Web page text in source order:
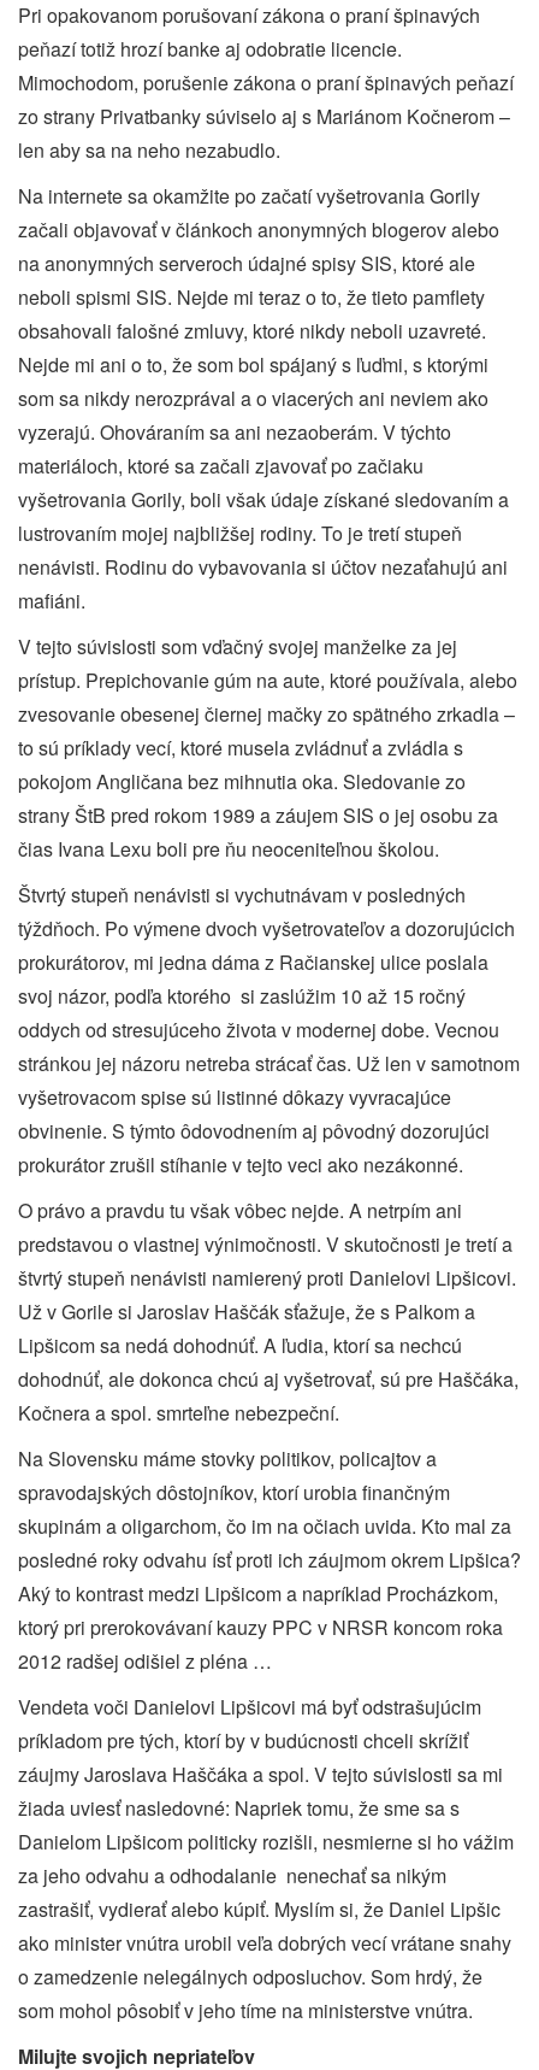
Pri opakovanom porušovaní zákona o praní špinavých
peňazí totiž hrozí banke aj odobratie licencie.
Mimochodom, porušenie zákona o praní špinavých peňazí
zo strany Privatbanky súviselo aj s Mariánom Kočnerom –
len aby sa na neho nezabudlo.
Na internete sa okamžite po začatí vyšetrovania Gorily
začali objavovať v článkoch anonymných blogerov alebo
na anonymných serveroch údajné spisy SIS, ktoré ale
neboli spismi SIS. Nejde mi teraz o to, že tieto pamflety
obsahovali falošné zmluvy, ktoré nikdy neboli uzavreté.
Nejde mi ani o to, že som bol spájaný s ľuďmi, s ktorými
som sa nikdy nerozprával a o viacerých ani neviem ako
vyzerajú. Ohováraním sa ani nezaoberám. V týchto
materiáloch, ktoré sa začali zjavovať po začiaku
vyšetrovania Gorily, boli však údaje získané sledovaním a
lustrovaním mojej najbližšej rodiny. To je tretí stupeň
nenávisti. Rodinu do vybavovania si účtov nezaťahujú ani
mafiáni.
V tejto súvislosti som vďačný svojej manželke za jej
prístup. Prepichovanie gúm na aute, ktoré používala, alebo
zvesovanie obesenej čiernej mačky zo spätného zrkadla –
to sú príklady vecí, ktoré musela zvládnuť a zvládla s
pokojom Angličana bez mihnutia oka. Sledovanie zo
strany ŠtB pred rokom 1989 a záujem SIS o jej osobu za
čias Ivana Lexu boli pre ňu neoceniteľnou školou.
Štvrtý stupeň nenávisti si vychutnávam v posledných
týždňoch. Po výmene dvoch vyšetrovateľov a dozorujúcich
prokurátorov, mi jedna dáma z Račianskej ulice poslala
svoj názor, podľa ktorého si zaslúžim 10 až 15 ročný
oddych od stresujúceho života v modernej dobe. Vecnou
stránkou jej názoru netreba strácať čas. Už len v samotnom
vyšetrovacom spise sú listinné dôkazy vyvracajúce
obvinenie. S týmto ôdovodnením aj pôvodný dozorujúci
prokurátor zrušil stíhanie v tejto veci ako nezákonné.
O právo a pravdu tu však vôbec nejde. A netrpím ani
predstavou o vlastnej výnimočnosti. V skutočnosti je tretí a
štvrtý stupeň nenávisti namierený proti Danielovi Lipšicovi.
Už v Gorile si Jaroslav Haščák sťažuje, že s Palkom a
Lipšicom sa nedá dohodnúť. A ľudia, ktorí sa nechcú
dohodnúť, ale dokonca chcú aj vyšetrovať, sú pre Haščáka,
Kočnera a spol. smrteľne nebezpeční.
Na Slovensku máme stovky politikov, policajtov a
spravodajských dôstojníkov, ktorí urobia finančným
skupinám a oligarchom, čo im na očiach uvida. Kto mal za
posledné roky odvahu ísť proti ich záujmom okrem Lipšica?
Aký to kontrast medzi Lipšicom a napríklad Procházkom,
ktorý pri prerokovávaní kauzy PPC v NRSR koncom roka
2012 radšej odišiel z pléna …
Vendeta voči Danielovi Lipšicovi má byť odstrašujúcim
príkladom pre tých, ktorí by v budúcnosti chceli skrížiť
záujmy Jaroslava Haščáka a spol. V tejto súvislosti sa mi
žiada uviesť nasledovné: Napriek tomu, že sme sa s
Danielom Lipšicom politicky rozišli, nesmierne si ho vážim
za jeho odvahu a odhodalanie nenechať sa nikým
zastrašiť, vydierať alebo kúpiť. Myslím si, že Daniel Lipšic
ako minister vnútra urobil veľa dobrých vecí vrátane snahy
o zamedzenie nelegálnych odposluchov. Som hrdý, že
som mohol pôsobiť v jeho tíme na ministerstve vnútra.
Milujte svojich nepriateľov